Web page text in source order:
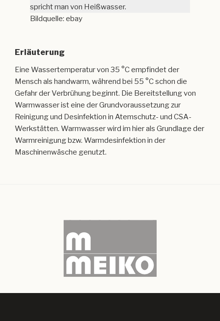
spricht man von Heißwasser.
Bildquelle: ebay
Erläuterung
Eine Wassertemperatur von 35 °C empfindet der
Mensch als handwarm, während bei 55 °C schon die
Gefahr der Verbrühung beginnt. Die Bereitstellung von
Warmwasser ist eine der Grundvoraussetzung zur
Reinigung und Desinfektion in Atemschutz- und CSA-
Werkstätten. Warmwasser wird im hier als Grundlage der
Warmreinigung bzw. Warmdesinfektion in der
Maschinenwäsche genutzt.